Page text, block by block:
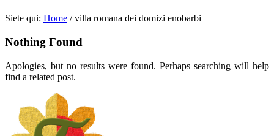
Siete qui: Home / villa romana dei domizi enobarbi
Nothing Found
Apologies, but no results were found. Perhaps searching will help
find a related post.